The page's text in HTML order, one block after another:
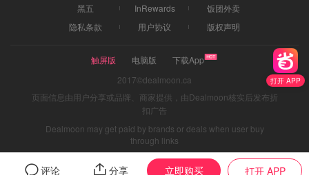
打开 APP
评论 分享 立即购买 打开 APP
黑五
InRewards
饭团外卖
隐私条款
用户协议 版权声明
触屏版 电脑版
下载App
2017©dealmoon.ca
页面信息由用户分享或品牌、商家提供，由Dealmoon核实后发布折
扣广告
Dealmoon may get paid by brands or deals when user buy
through links